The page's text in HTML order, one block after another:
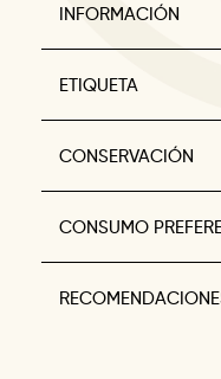
INFORMACIÓN
ETIQUETA
CONSERVACIÓN
CONSUMO